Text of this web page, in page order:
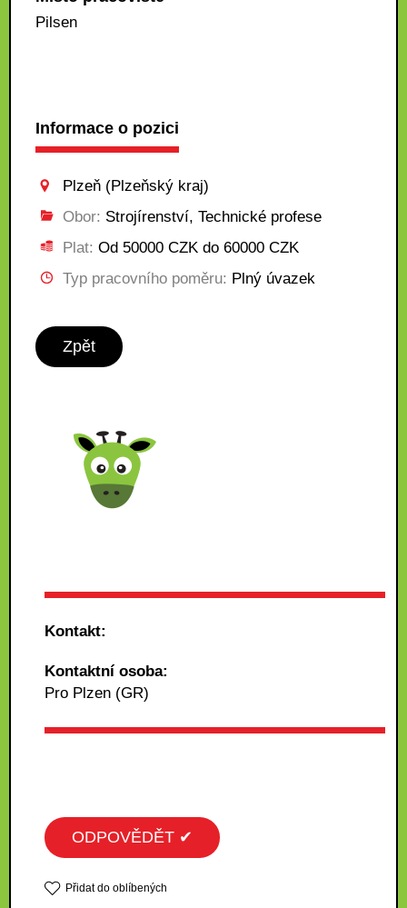
Pilsen
Informace o pozici
Plzeň (Plzeňský kraj)
Obor: Strojírenství, Technické profese
Plat: Od 50000 CZK do 60000 CZK
Typ pracovního poměru: Plný úvazek
Zpět
Kontakt:
Kontaktní osoba:
Pro Plzen (GR)
ODPOVĚDĚT ✔
Přidat do oblíbených